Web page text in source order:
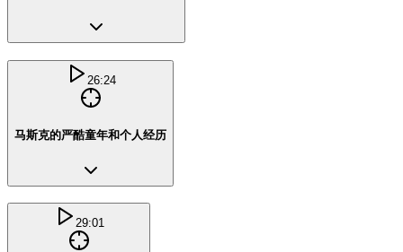
26:24
马斯克的严酷童年和个人经历
29:01